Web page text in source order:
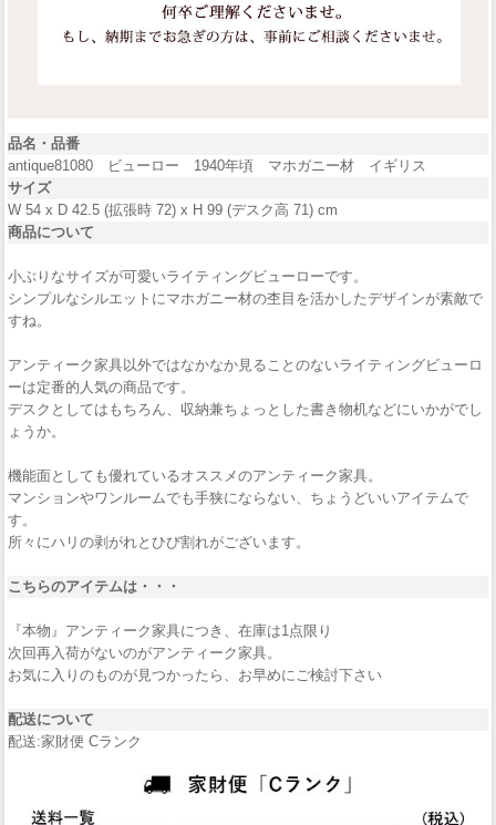
品名・品番
antique81080 ビューロー 1940年頃 マホガニー材 イギリス
サイズ
W 54 x D 42.5 (拡張時 72) x H 99 (デスク高 71) cm
商品について
小ぶりなサイズが可愛いライティングビューローです。
シンプルなシルエットにマホガニー材の杢目を活かしたデザインが素敵で
すね。
アンティーク家具以外ではなかなか見ることのないライティングビューロ
ーは定番的人気の商品です。
デスクとしてはもちろん、収納兼ちょっとした書き物机などにいかがでし
ょうか。
機能面としても優れているオススメのアンティーク家具。
マンションやワンルームでも手狭にならない、ちょうどいいアイテムで
す。
所々にハリの剥がれとひび割れがございます。
こちらのアイテムは・・・
『本物』アンティーク家具につき、在庫は1点限り
次回再入荷がないのがアンティーク家具。
お気に入りのものが見つかったら、お早めにご検討下さい
配送について
配送:家財便 Cランク